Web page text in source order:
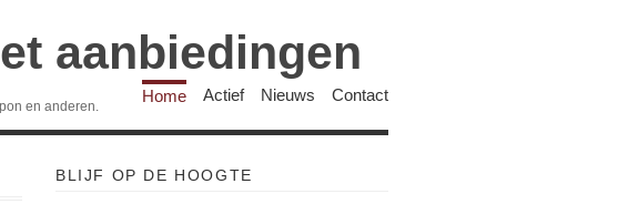
aanbiedingen
en anderen.
Home Actief Nieuws Contact
BLIJF OP DE HOOGTE